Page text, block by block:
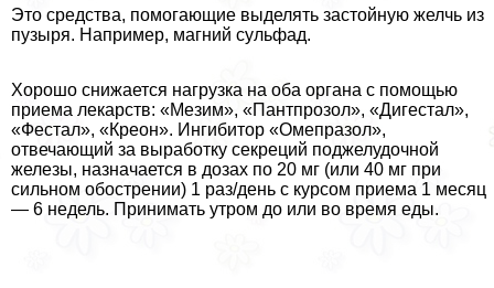
Это средства, помогающие выделять застойную желчь из
пузыря. Например, магний сульфад.
Хорошо снижается нагрузка на оба органа с помощью
приема лекарств: «Мезим», «Пантпрозол», «Дигестал»,
«Фестал», «Креон». Ингибитор «Омепразол»,
отвечающий за выработку секреций поджелудочной
железы, назначается в дозах по 20 мг (или 40 мг при
сильном обострении) 1 раз/день с курсом приема 1 месяц
— 6 недель. Принимать утром до или во время еды.